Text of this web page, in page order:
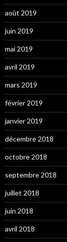
août 2019
juin 2019
mai 2019
avril 2019
mars 2019
février 2019
janvier 2019
décembre 2018
octobre 2018
septembre 2018
juillet 2018
juin 2018
avril 2018